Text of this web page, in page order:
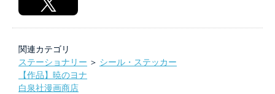
関連カテゴリ
ステーショナリー ＞ シール・ステッカー
【作品】暁のヨナ
白泉社漫画商店